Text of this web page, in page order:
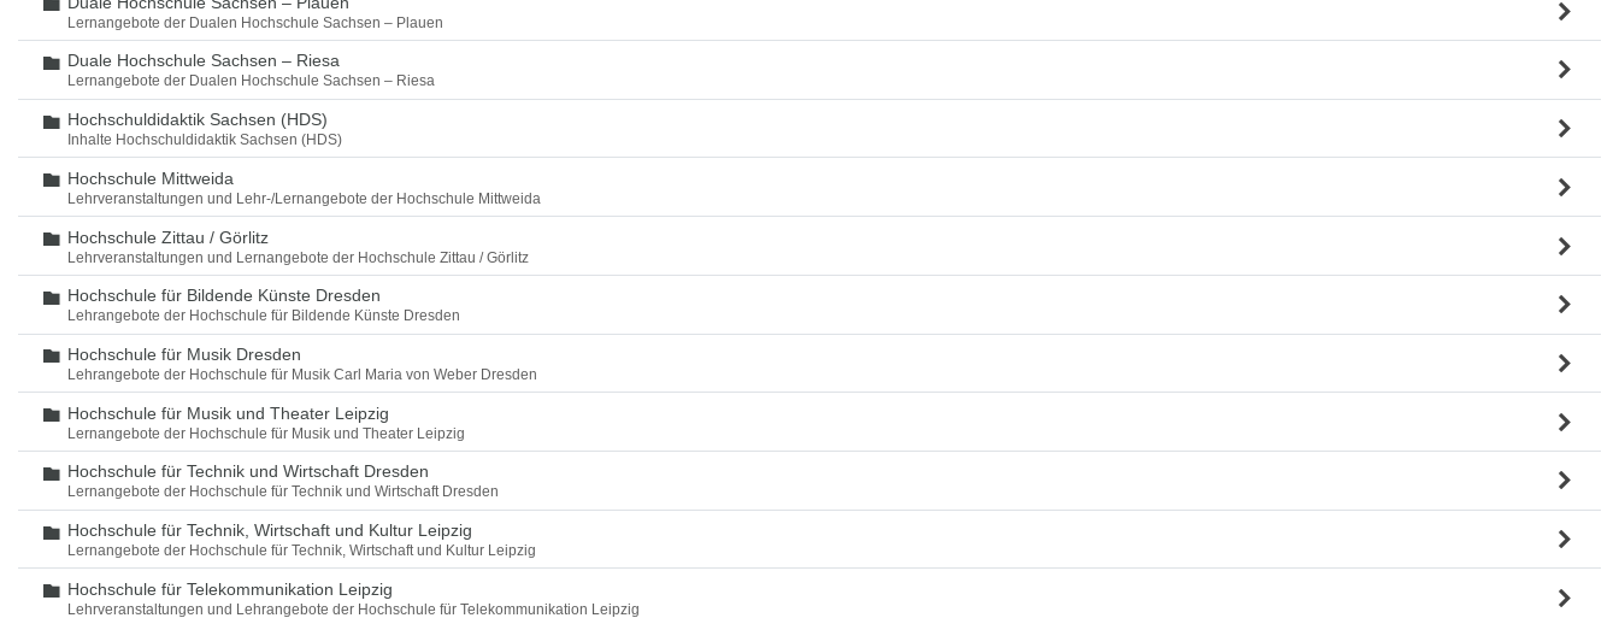
Lernangebote der Dualen Hochschule Sachsen – Plauen
Ordner
Duale Hochschule Sachsen – Riesa
Lernangebote der Dualen Hochschule Sachsen – Riesa
Ordner
Hochschuldidaktik Sachsen (HDS)
Inhalte Hochschuldidaktik Sachsen (HDS)
Ordner
Hochschule Mittweida
Lehrveranstaltungen und Lehr-/Lernangebote der Hochschule Mittweida
Ordner
Hochschule Zittau / Görlitz
Lehrveranstaltungen und Lernangebote der Hochschule Zittau / Görlitz
Ordner
Hochschule für Bildende Künste Dresden
Lehrangebote der Hochschule für Bildende Künste Dresden
Ordner
Hochschule für Musik Dresden
Lehrangebote der Hochschule für Musik Carl Maria von Weber Dresden
Ordner
Hochschule für Musik und Theater Leipzig
Lernangebote der Hochschule für Musik und Theater Leipzig
Ordner
Hochschule für Technik und Wirtschaft Dresden
Lernangebote der Hochschule für Technik und Wirtschaft Dresden
Ordner
Hochschule für Technik, Wirtschaft und Kultur Leipzig
Lernangebote der Hochschule für Technik, Wirtschaft und Kultur Leipzig
Ordner
Hochschule für Telekommunikation Leipzig
Lehrveranstaltungen und Lehrangebote der Hochschule für Telekommunikation Leipzig